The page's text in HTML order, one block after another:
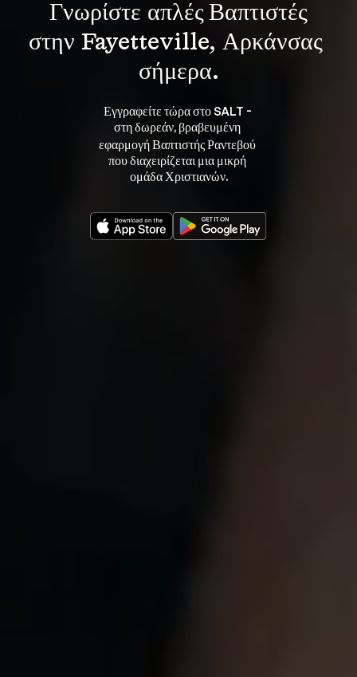
Γνωρίστε απλές Βαπτιστές
στην Fayetteville, Αρκάνσας
σήμερα.
Εγγραφείτε τώρα στο SALT -
στη δωρεάν, βραβευμένη
εφαρμογή Βαπτιστής Ραντεβού
που διαχειρίζεται μια μικρή
ομάδα Χριστιανών.